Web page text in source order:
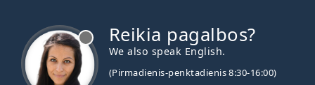
Reikia pagalbos?
We also speak English.
(Pirmadienis-penktadienis 8:30-16:00)